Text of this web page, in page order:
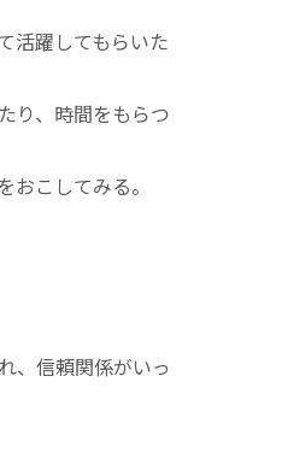
活躍してもらいた
り、時間をもらつ
おこしてみる。
、信頼関係がいっ